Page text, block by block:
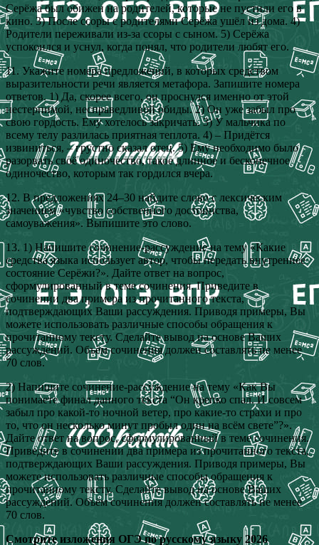
Серёжа был обижен на родителей, которые не пустили его в
кино. 3) После ссоры с родителями Серёжа ушёл из дома. 4)
Родители переживали из-за ссоры с сыном. 5) Серёжа
успокоился и уснул, когда понял, что родители любят его.
11. Укажите номера предложений, в которых средством
выразительности речи является метафора. Запишите номера
ответов. 1) Да, скорее всего, он проснулся именно от этой
нестерпимой, несправедливой обиды. 2) Он уже забыл про
свою гордость. Ему хотелось закричать. 3) У мальчика по
всему телу разлилась приятная теплота. 4) – Придётся
извиниться, – грустно сказал отец. 5) Ему необходимо было
разорвать своё одиночество, такое длинное и бесконечное
одиночество, которым так гордился вчера.
12. В предложениях 24–30 найдите слово с лексическим
значением «чувство собственного достоинства,
самоуважения». Выпишите это слово.
13. 1) Напишите сочинение-рассуждение на тему «Какие
средства языка использует автор, чтобы передать внутреннее
состояние Серёжи?». Дайте ответ на вопрос,
сформулированный в теме сочинения. Приведите в
сочинении два примера из прочитанного текста,
подтверждающих Ваши рассуждения. Приводя примеры, Вы
можете использовать различные способы обращения к
прочитанному тексту. Сделайте вывод на основе Ваших
рассуждений. Объём сочинения должен составлять не менее
70 слов.
2) Напишите сочинение-рассуждение на тему «Как Вы
понимаете финал данного текста “Он крепко спал. И совсем
забыл про какой-то ночной ветер, про какие-то страхи и про
то, что он несколько минут пробыл один на всём свете”?».
Дайте ответ на вопрос, сформулированный в теме сочинения.
Приведите в сочинении два примера из прочитанного текста,
подтверждающих Ваши рассуждения. Приводя примеры, Вы
можете использовать различные способы обращения к
прочитанному тексту. Сделайте вывод на основе Ваших
рассуждений. Объём сочинения должен составлять не менее
70 слов.
Смотрите изложения ОГЭ по русскому языку 2026